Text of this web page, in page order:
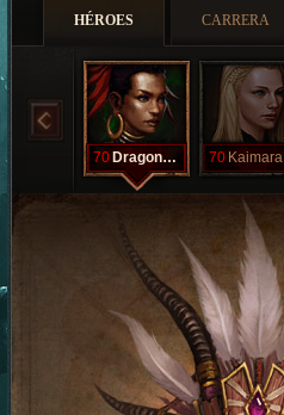
HÉROES CARRERA
70 Dragonscale 70 Kaimara